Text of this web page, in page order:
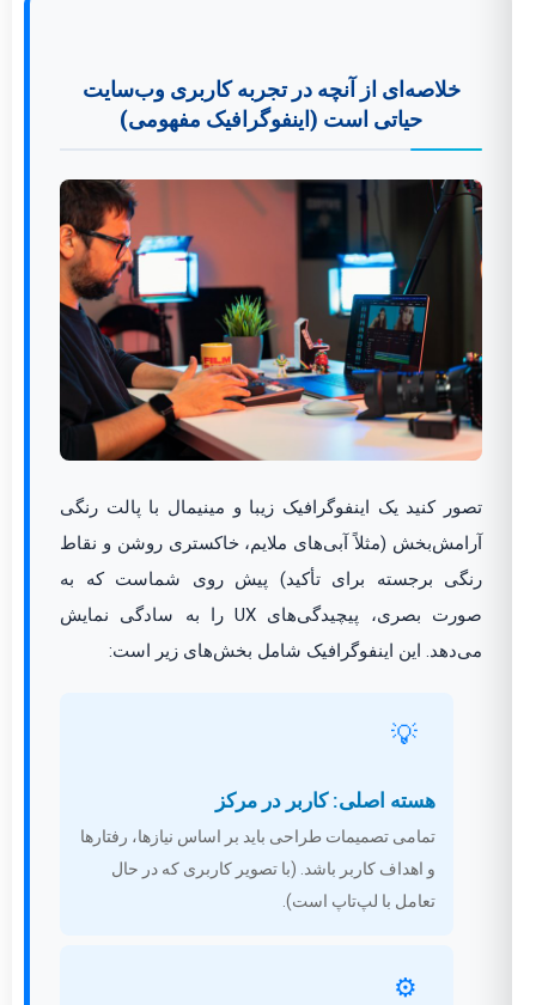
خلاصه‌ای از آنچه در تجربه کاربری وب‌سایت
حیاتی است (اینفوگرافیک مفهومی)
تصور کنید یک اینفوگرافیک زیبا و مینیمال با پالت رنگی
آرامش‌بخش (مثلاً آبی‌های ملایم، خاکستری روشن و نقاط
رنگی برجسته برای تأکید) پیش روی شماست که به
صورت بصری، پیچیدگی‌های UX را به سادگی نمایش
می‌دهد. این اینفوگرافیک شامل بخش‌های زیر است:
💡
هسته اصلی: کاربر در مرکز
تمامی تصمیمات طراحی باید بر اساس نیازها، رفتارها
و اهداف کاربر باشد. (با تصویر کاربری که در حال
تعامل با لپ‌تاپ است).
⚙️